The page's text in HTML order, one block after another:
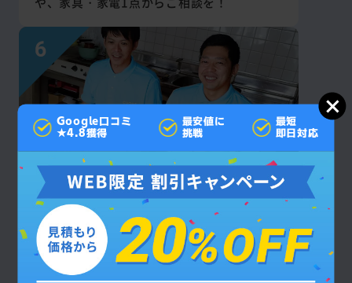
見積もり後の
追加料金なし
お支払いいただく回収・作業費は契約成立後
Google口コミ
★4.8獲得
最安値に
挑戦
最短
即日対応